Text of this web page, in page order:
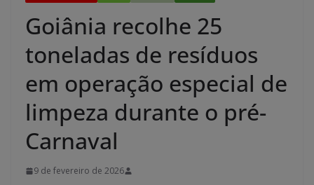
Goiânia recolhe 25
toneladas de resíduos
em operação especial de
limpeza durante o pré-
Carnaval
9 de fevereiro de 2026